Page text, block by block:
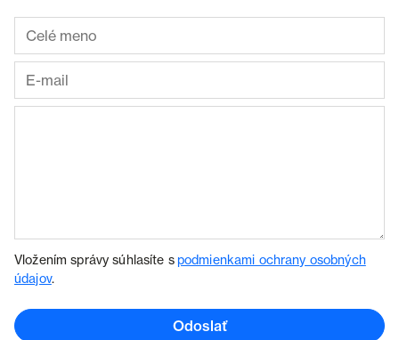
Vložením správy súhlasíte spodmienkami ochrany osobných
údajov.
Odoslať